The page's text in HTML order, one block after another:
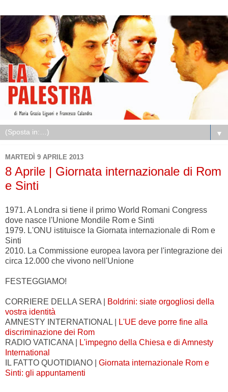
▼
MARTEDÌ 9 APRILE 2013
8 Aprile | Giornata internazionale di Rom
e Sinti
1971. A Londra si tiene il primo World Romani Congress
dove nasce l'Unione Mondile Rom e Sinti
1979. L'ONU istituisce la Giornata internazionale di Rom e
Sinti
2010. La Commissione europea lavora per l'integrazione dei
circa 12.000 che vivono nell'Unione
FESTEGGIAMO!
CORRIERE DELLA SERA |
Boldrini: siate orgogliosi della
vostra identità
AMNESTY INTERNATIONAL |
L'UE deve porre fine alla
discriminazione dei Rom
RADIO VATICANA |
L'impegno della Chiesa e di Amnesty
International
IL FATTO QUOTIDIANO | Giornata internazionale Rom e
Sinti: gli appuntamenti